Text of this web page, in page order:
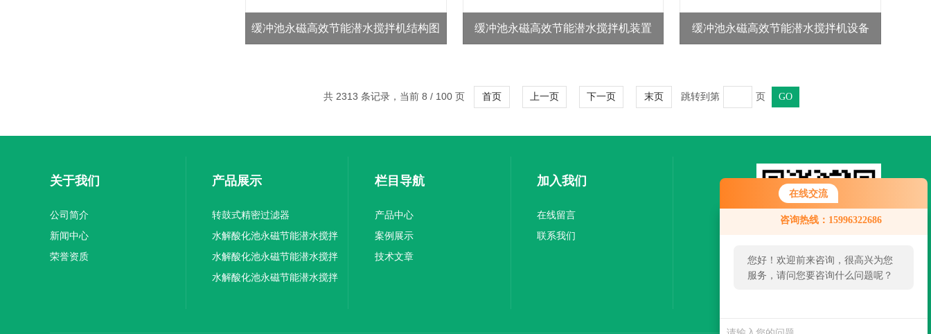
在线交流
咨询热线：15996322686
您好！欢迎前来咨询，很高兴为您
服务，请问您要咨询什么问题呢？
了需求产品，您可以直接在线与我
缓冲池永磁高效节能潜水搅拌机结构图 缓冲池永磁高效节能潜水搅拌机装置 缓冲池永磁高效节能潜水搅拌机设备
共 2313 条记录，当前 8 / 100 页 首页 上一页 下一页 末页 跳转到第 页
关于我们
公司简介
新闻中心
荣誉资质
产品展示
转鼓式精密过滤器
水解酸化池永磁节能潜水搅拌
机厂家供应
水解酸化池永磁节能潜水搅拌
机厂家直销
水解酸化池永磁节能潜水搅拌
栏目导航
产品中心
案例展示
技术文章
加入我们
在线留言
联系我们